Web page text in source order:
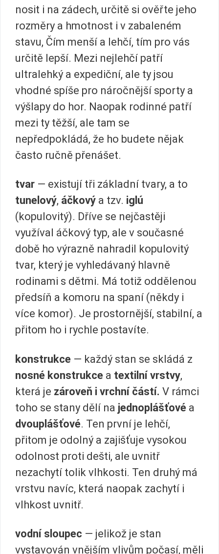
nosit i na zádech, určitě si ověřte jeho
rozměry a hmotnost i v zabaleném
stavu, Čím menší a lehčí, tím pro vás
určitě lepší. Mezi nejlehčí patří
ultralehký a expediční, ale ty jsou
vhodné spíše pro náročnější sporty a
výšlapy do hor. Naopak rodinné patří
mezi ty těžší, ale tam se
nepředpokládá, že ho budete nějak
často ručně přenášet.
tvar — existují tři základní tvary, a to
tunelový, áčkový a tzv. iglú
(kopulovitý). Dříve se nejčastěji
využíval áčkový typ, ale v současné
době ho výrazně nahradil kopulovitý
tvar, který je vyhledávaný hlavně
rodinami s dětmi. Má totiž oddělenou
předsíň a komoru na spaní (někdy i
více komor). Je prostornější, stabilní, a
přitom ho i rychle postavíte.
konstrukce — každý stan se skládá z
nosné konstrukce a textilní vrstvy,
která je zároveň i vrchní částí. V rámci
toho se stany dělí na jednoplášťové a
dvouplášťové. Ten první je lehčí,
přitom je odolný a zajišťuje vysokou
odolnost proti dešti, ale uvnitř
nezachytí tolik vlhkosti. Ten druhý má
vrstvu navíc, která naopak zachytí i
vlhkost uvnitř.
vodní sloupec — jelikož je stan
vystavován vnějším vlivům počasí, měli